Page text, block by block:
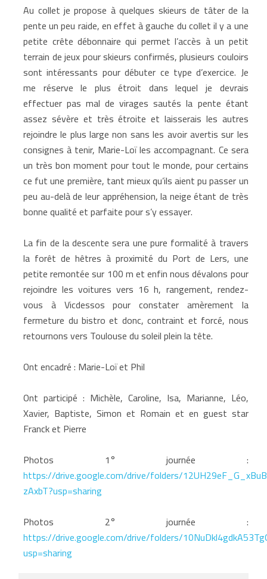
Au collet je propose à quelques skieurs de tâter de la
pente un peu raide, en effet à gauche du collet il y a une
petite crête débonnaire qui permet l’accès à un petit
terrain de jeux pour skieurs confirmés, plusieurs couloirs
sont intéressants pour débuter ce type d’exercice. Je
me réserve le plus étroit dans lequel je devrais
effectuer pas mal de virages sautés la pente étant
assez sévère et très étroite et laisserais les autres
rejoindre le plus large non sans les avoir avertis sur les
consignes à tenir, Marie-Loï les accompagnant. Ce sera
un très bon moment pour tout le monde, pour certains
ce fut une première, tant mieux qu’ils aient pu passer un
peu au-delà de leur appréhension, la neige étant de très
bonne qualité et parfaite pour s’y essayer.
La fin de la descente sera une pure formalité à travers
la forêt de hêtres à proximité du Port de Lers, une
petite remontée sur 100 m et enfin nous dévalons pour
rejoindre les voitures vers 16 h, rangement, rendez-
vous à Vicdessos pour constater amèrement la
fermeture du bistro et donc, contraint et forcé, nous
retournons vers Toulouse du soleil plein la tête.
Ont encadré : Marie-Loï et Phil
Ont participé : Michèle, Caroline, Isa, Marianne, Léo,
Xavier, Baptiste, Simon et Romain et en guest star
Franck et Pierre
Photos 1° journée :
https://drive.google.com/drive/folders/
zAxbT?usp=sharing
Photos 2° journée :
https://drive.google.com/drive/folders/
usp=sharing